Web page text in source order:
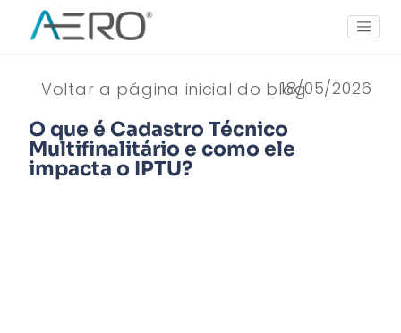
18/05/2026
Voltar a página inicial do blog
O que é Cadastro Técnico
Multifinalitário e como ele
impacta o IPTU?